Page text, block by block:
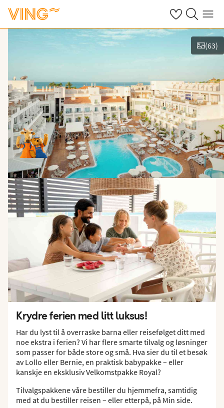
Se dine sparte
Søk påMeny
Se bilder og film
(63)
Krydre ferien med litt luksus!
Har du lyst til å overraske barna eller reisefølget ditt med
noe ekstra i ferien? Vi har flere smarte tilvalg og løsninger
som passer for både store og små. Hva sier du til et besøk
av Lollo eller Bernie, en praktisk babypakke – eller
kanskje en eksklusiv Velkomstpakke Royal?
Tilvalgspakkene våre bestiller du hjemmefra, samtidig
med at du bestiller reisen – eller etterpå, på Min side.